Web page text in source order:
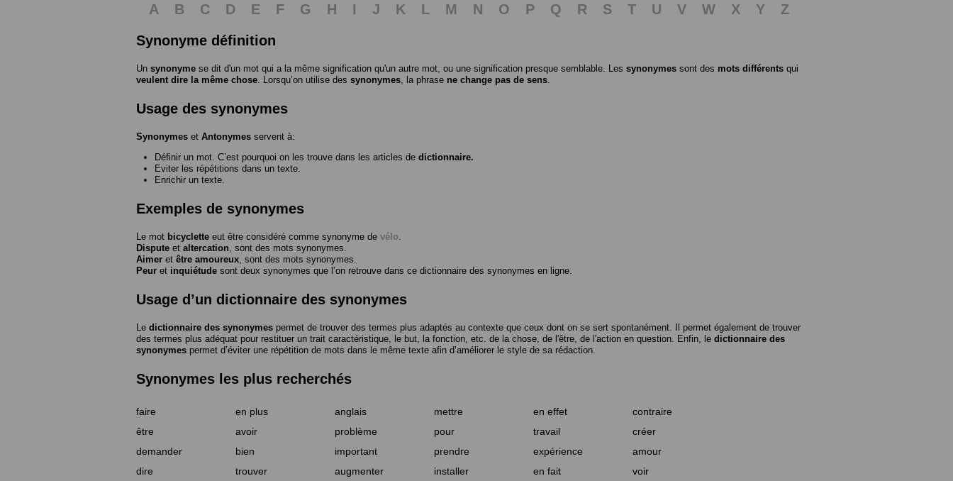
A B C D E F G H I J K L M N O P Q R S T U V W X Y
Z
Synonyme définition
Un synonyme se dit d'un mot qui a la même signification qu'un autre mot, ou une signification presque semblable. Les synonymes sont des mots différents qui
veulent dire la même chose . Lorsqu’on utilise des synonymes , la phrase ne change pas de sens
Usage des synonymes
Synonymes et Antonymes servent à:
Définir un mot. C’est pourquoi on les trouve dans les articles de dictionnaire.
Eviter les répétitions dans un texte.
Enrichir un texte.
Exemples de synonymes
Le mot bicyclette eut être considéré comme synonyme de vélo
Dispute et altercation , sont des mots synonymes.
Aimer et être amoureux , sont des mots synonymes.
Peur et inquiétude sont deux synonymes que l’on retrouve dans ce dictionnaire des synonymes en ligne.
Usage d’un dictionnaire des synonymes
Le dictionnaire des synonymes permet de trouver des termes plus adaptés au contexte que ceux dont on se sert spontanément. Il permet également de trouver
des termes plus adéquat pour restituer un trait caractéristique, le but, la fonction, etc. de la chose, de l'être, de l'action en question. Enfin, le dictionnaire des
synonymes permet d’éviter une répétition de mots dans le même texte afin d’améliorer le style de sa rédaction.
Synonymes les plus recherchés
faire en plus anglais mettre en effet
contraire
être
avoir problème pour travail
créer
demander
bien important prendre expérience
amour
dire
trouver augmenter installer en fait voir